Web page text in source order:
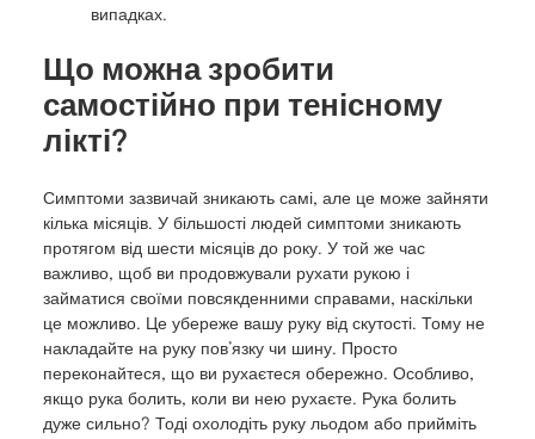
випадках.
Що можна зробити
самостійно при тенісному
лікті?
Симптоми зазвичай зникають самі, але це може зайняти
кілька місяців. У більшості людей симптоми зникають
протягом від шести місяців до року. У той же час
важливо, щоб ви продовжували рухати рукою і
займатися своїми повсякденними справами, наскільки
це можливо. Це убереже вашу руку від скутості. Тому не
накладайте на руку пов’язку чи шину. Просто
переконайтеся, що ви рухаєтеся обережно. Особливо,
якщо рука болить, коли ви нею рухаєте. Рука болить
дуже сильно? Тоді охолодіть руку льодом або прийміть